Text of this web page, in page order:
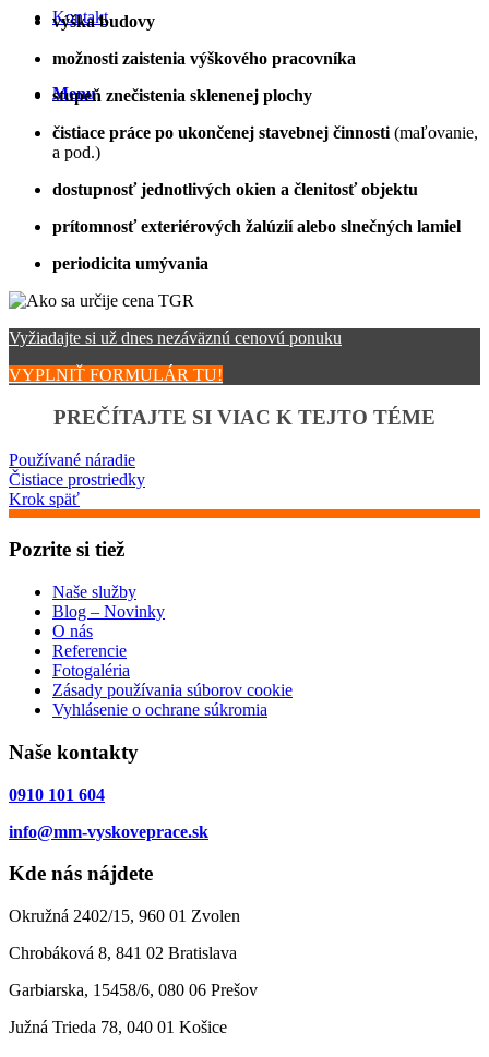
Kontakt
Menu
výška budovy
možnosti zaistenia výškového pracovníka
stupeň znečistenia sklenenej plochy
čistiace práce po ukončenej stavebnej činnosti (maľovanie,
a pod.)
dostupnosť jednotlivých okien a členitosť objektu
prítomnosť exteriérových žalúzií alebo slnečných lamiel
periodicita umývania
Vyžiadajte si už dnes nezáväznú cenovú ponuku
VYPLNIŤ FORMULÁR TU!
PREČÍTAJTE SI VIAC K TEJTO TÉME
Používané náradie
Čistiace prostriedky
Krok späť
Pozrite si tiež
Naše služby
Blog – Novinky
O nás
Referencie
Fotogaléria
Zásady používania súborov cookie
Vyhlásenie o ochrane súkromia
Naše kontakty
0910 101 604
info@mm-vyskoveprace.sk
Kde nás nájdete
Okružná 2402/15, 960 01 Zvolen
Chrobáková 8, 841 02 Bratislava
Garbiarska, 15458/6, 080 06 Prešov
Južná Trieda 78, 040 01 Košice